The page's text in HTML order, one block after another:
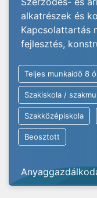
alkatrészek és
Kapcsolattartás
fejlesztés,
Teljes munkaidő 8
Szakiskola /
Szakközépiskola
Beosztott